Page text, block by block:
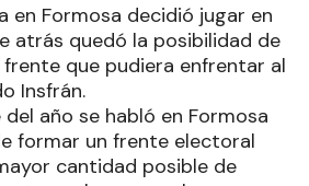
en Formosa decidió jugar en
atrás quedó la posibilidad de
que pudiera enfrentar al
Insfrán.
año se habló en Formosa
formar un frente electoral
cantidad posible de